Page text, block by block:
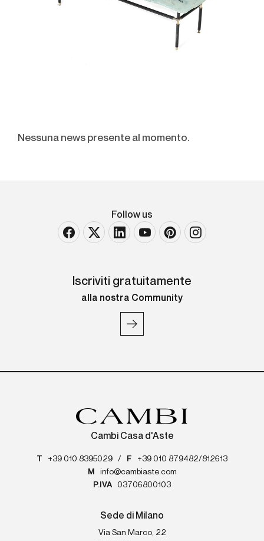
Nessuna news presente al momento.
Follow us
Iscriviti gratuitamente
alla nostra Community
Cambi Casa d'Aste
T +39 010 8395029 / F
+39 010 879482/812613
M
info@cambiaste.com
P.IVA
03706800103
Sede di Milano
Via San Marco, 22